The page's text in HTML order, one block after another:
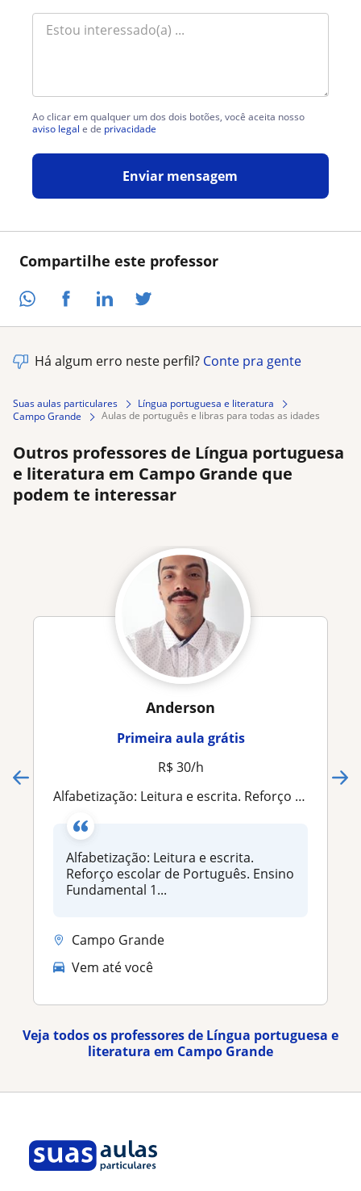
Compartilhe este professor
Ao clicar em qualquer um dos dois botões, você aceita nosso
aviso legal e de privacidade
Enviar mensagem
Há algum erro neste perfil? Conte pra gente
Suas aulas particulares
Língua portuguesa e literatura
Campo Grande
aulas de português e libras para todas as idades
Outros professores de Língua portuguesa
e literatura em Campo Grande que
podem te interessar
Anderson
Primeira aula grátis
R$ 30/h
Alfabetização: Leitura e escrita. Reforço escolar de Português. Ensino Fundamental 1° ao 4°. Orientação em trabalhos e pesquisas
Alfabetização: Leitura e escrita.
Reforço escolar de Português. Ensino
Fundamental 1...
Campo Grande
Vem até você
Veja todos os professores de Língua portuguesa e
literatura em Campo Grande